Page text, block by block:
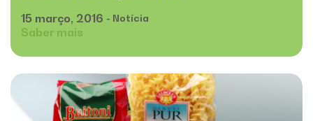
15 março, 2016 - Notícia
Saber mais